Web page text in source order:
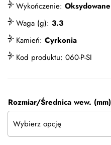
Wykończenie: Oksydowane
Waga (g): 3.3
Kamień: Cyrkonia
Kod produktu: 060-P-SI
Rozmiar/Średnica wew. (mm)